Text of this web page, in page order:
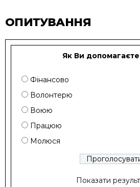
ОПИТУВАННЯ
Як Ви допомагаєте
Фінансово
Волонтерю
Воюю
Працюю
Молюся
Показати